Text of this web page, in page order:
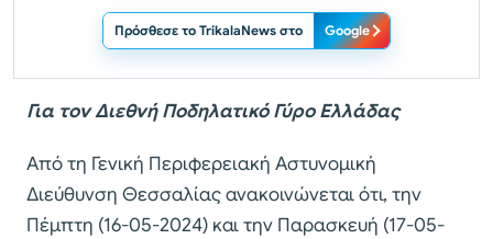
Πρόσθεσε το TrikalaNews στο Google
Για τον Διεθνή Ποδηλατικό Γύρο Ελλάδας
Από τη Γενική Περιφερειακή Αστυνομική
Διεύθυνση Θεσσαλίας ανακοινώνεται ότι, την
Πέμπτη (16-05-2024) και την Παρασκευή (17-05-